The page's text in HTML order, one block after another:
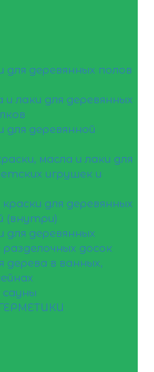
для деревянных полов
и лаки для деревянных
для деревянной
масла и лаки для
игрушек и
для деревянных
(внутри)
для деревянных
досок
дерева в ванных,